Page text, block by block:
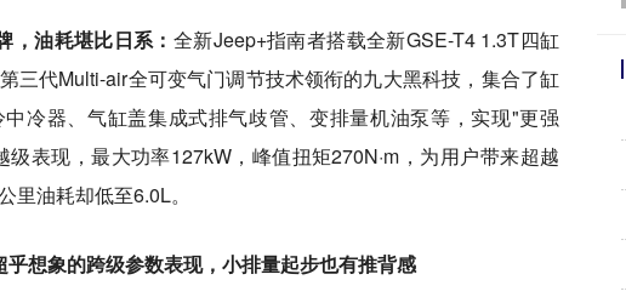
，油耗堪比日系： 全新Jeep+指南者搭载全新GSE-T4 1.3T四缸
三代Multi-air全可变气门调节技术领衔的九大黑科技，集合了缸
冷器、气缸盖集成式排气歧管、变排量机油泵等，实现"更强
表现，最大功率127kW，峰值扭矩270N·m，为用户带来超越
里油耗却低至6.0L。
想象的跨级参数表现，小排量起步也有推背感